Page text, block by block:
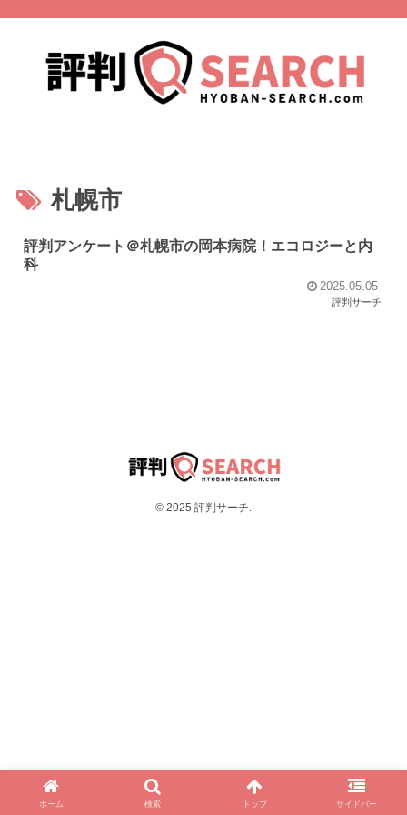
札幌市
評判アンケート＠札幌市の岡本病院！エコロジーと内
科
2025.05.05
評判サーチ
© 2025 評判サーチ.
ホーム 検索 トップ サイドバー